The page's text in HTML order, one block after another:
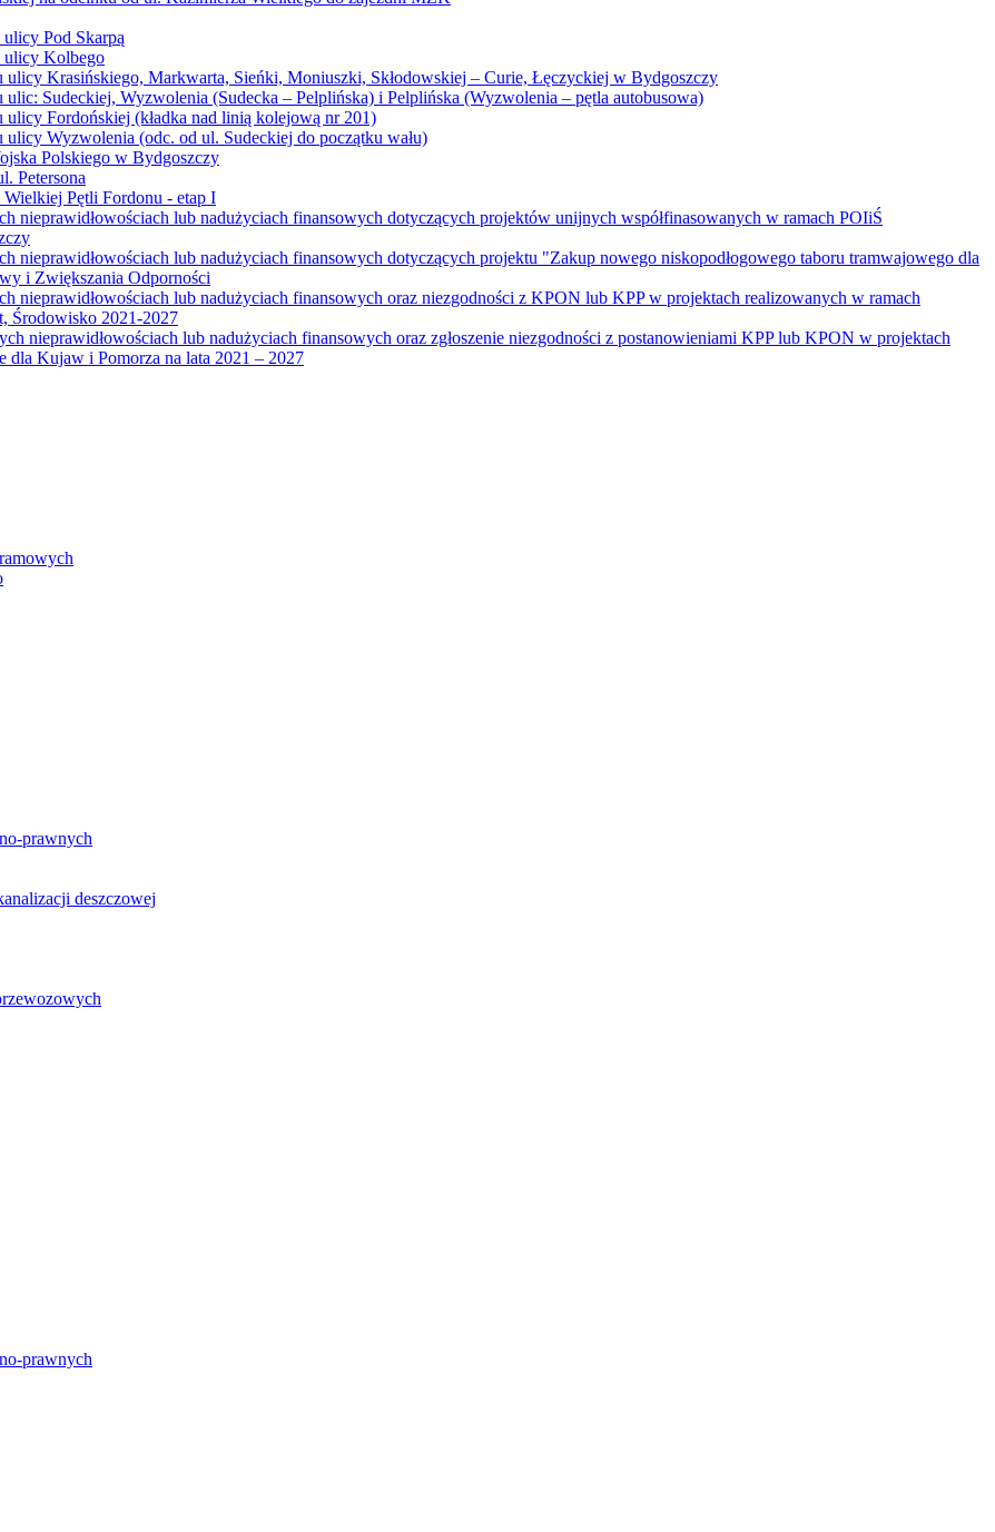
Pod Skarpą
ulicy Kolbego
Krasińskiego, Markwarta, Sieńki, Moniuszki, Skłodowskiej – Curie, Łęczyckiej w Bydgoszczy
Sudeckiej, Wyzwolenia (Sudecka – Pelplińska) i Pelplińska (Wyzwolenia – pętla autobusowa)
Fordońskiej (kładka nad linią kolejową nr 201)
Wyzwolenia (odc. od ul. Sudeckiej do początku wału)
Polskiego w Bydgoszczy
Petersona
Pętli Fordonu - etap I
nieprawidłowościach lub nadużyciach finansowych dotyczących projektów unijnych współfinasowanych w ramach POIiŚ
nieprawidłowościach lub nadużyciach finansowych dotyczących projektu "Zakup nowego niskopodłogowego taboru tramwajowego dla
i Zwiększania Odporności
nieprawidłowościach lub nadużyciach finansowych oraz niezgodności z KPON lub KPP w projektach realizowanych w ramach
Środowisko 2021-2027
nieprawidłowościach lub nadużyciach finansowych oraz zgłoszenie niezgodności z postanowieniami KPP lub KPON w projektach
dla Kujaw i Pomorza na lata 2021 – 2027
prawnych
deszczowej
prawnych